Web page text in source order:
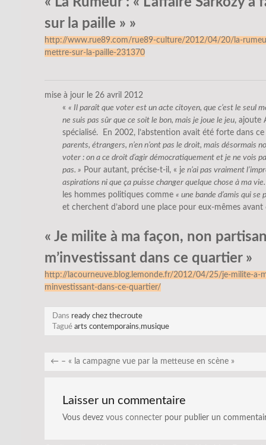
sur la paille » »
http://www.rue89.com/rue89-culture/2012/04/20/la-
mettre-sur-la-paille-231370
mise à jour le 26 avril 2012
« « Il paraît que voter est un acte citoyen, que c’est le seul
ne suis pas sûr que ce soit le bon, mais je joue le jeu, ajoute
spécialisé. En 2002, l’abstention avait été forte dans
parents, étrangers, n’en n’ont pas le droit, mais désormais
voter : on a ce droit d’agir démocratiquement et je ne vois
pas. » Pour autant, précise-t-il, « je n’ai pas vraiment
aspirations ni que ça puisse changer quelque chose à ma
les hommes politiques comme « une bande d’amis qui
et cherchent d’abord une place pour eux-mêmes avant
« Je milite à ma façon, non
m’investissant dans ce quartier »
http://lacourneuve.blog.lemonde.fr/2012/04/25/je-milite-a-
minvestissant-dans-ce-quartier/
Dans ready chez thecroute
Tagué arts contemporains,musique
← – « la campagne vue par la metteuse en scène »
Laisser un commentaire
Vous devez vous connecter pour publier un